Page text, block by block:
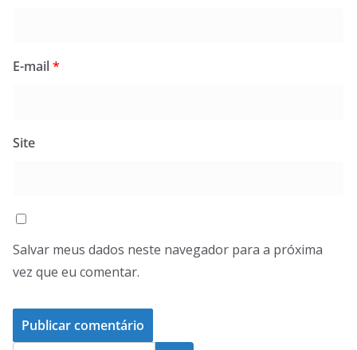
E-mail*
Site
Salvar meus dados neste navegador para a próxima
vez que eu comentar.